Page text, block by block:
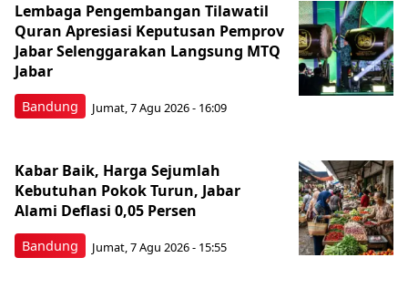
Bandung
Lembaga Pengembangan Tilawatil
Quran Apresiasi Keputusan Pemprov
Jabar Selenggarakan Langsung MTQ
Jabar
Jumat, 7 Agu 2026 - 16:09
Bandung
Kabar Baik, Harga Sejumlah
Kebutuhan Pokok Turun, Jabar
Alami Deflasi 0,05 Persen
Jumat, 7 Agu 2026 - 15:55